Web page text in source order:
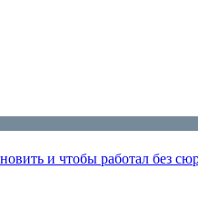
и чтобы работал без